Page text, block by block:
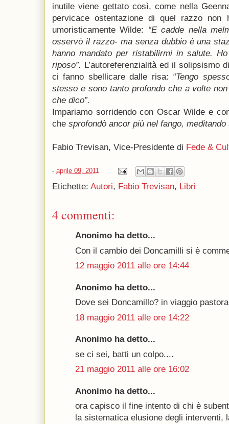
inutile viene gettato così, come nella
pervicace ostentazione di quel razzo
umoristicamente Wilde: “E cadde nella
osservò il razzo- ma senza dubbio è una
hanno mandato per ristabilirmi in salute.
riposo”. L’autoreferenzialità ed il solipsismo
ci fanno sbellicare dalle risa: “Tengo
stesso e sono tanto profondo che a volte
che dico”.
Impariamo sorridendo con Oscar Wilde e
che sprofondò ancor più nel fango,
Fabio Trevisan, Vice-Presidente di Fede &
- aprile 09, 2011
Etichette: Autori, Fabio Trevisan, Libri
4 commenti:
Anonimo ha detto...
Con il cambio dei Doncamilli si è
12 maggio 2011 alle ore 14:44
Anonimo ha detto...
Dove sei Doncamillo? in viaggio
18 maggio 2011 alle ore 14:22
Anonimo ha detto...
se ci sei, batti un colpo....
21 maggio 2011 alle ore 16:02
Anonimo ha detto...
ora capisco il fine intento di chi è
la sistematica elusione degli interventi,